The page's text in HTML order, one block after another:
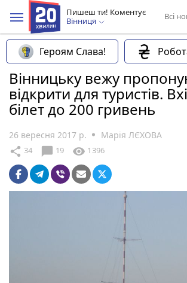
Пишеш ти! Коментує
Вінниця
Всі
Героям Слава!
Вінницьку вежу
відкрити для туристів.
білет до 200 гривень
26 вересня 2017 р. Марія ЛЄХОВА
share 34 chat_bubble 19 visibility 1396